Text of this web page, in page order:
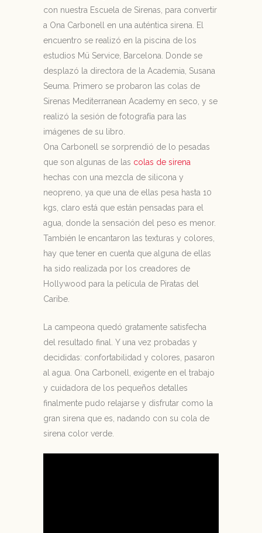
con nuestra Escuela de Sirenas, para convertir
a Ona Carbonell en una auténtica sirena. El
encuentro se realizó en la piscina de los
estudios Mü Service, Barcelona. Donde se
desplazó la directora de la Academia, Susana
Seuma. Primero se probaron las colas de
Sirenas Mediterranean Academy en seco, y se
realizó la sesión de fotografía para las
imágenes de su libro.
Ona Carbonell se sorprendió de lo pesadas
que son algunas de las colas de sirena
hechas con una mezcla de silicona y
neopreno, ya que una de ellas pesa hasta 10
kgs, claro está que están pensadas para el
agua, donde la sensación del peso es menor.
También le encantaron las texturas y colores,
hay que tener en cuenta que alguna de ellas
ha sido realizada por los creadores de
Hollywood para la película de Piratas del
Caribe.
La campeona quedó gratamente satisfecha
del resultado final. Y una vez probadas y
decididas: confortabilidad y colores, pasaron
al agua. Ona Carbonell, exigente en el trabajo
y cuidadora de los pequeños detalles
finalmente pudo relajarse y disfrutar como la
gran sirena que es, nadando con su cola de
sirena color verde.